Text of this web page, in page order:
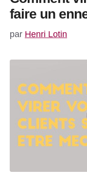
faire un
par Henri Lotin